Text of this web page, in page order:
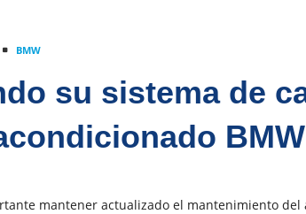
BMW
su sistema de
BMW
mantener actualizado el mantenimiento del